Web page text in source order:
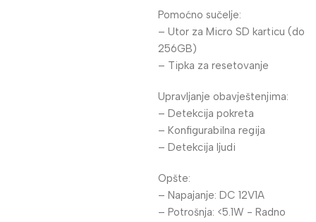
Pomoćno sučelje:
– Utor za Micro SD karticu (do
256GB)
– Tipka za resetovanje
Upravljanje obavještenjima:
– Detekcija pokreta
– Konfigurabilna regija
– Detekcija ljudi
Opšte:
– Napajanje: DC 12V1A
– Potrošnja: <5.1W - Radno